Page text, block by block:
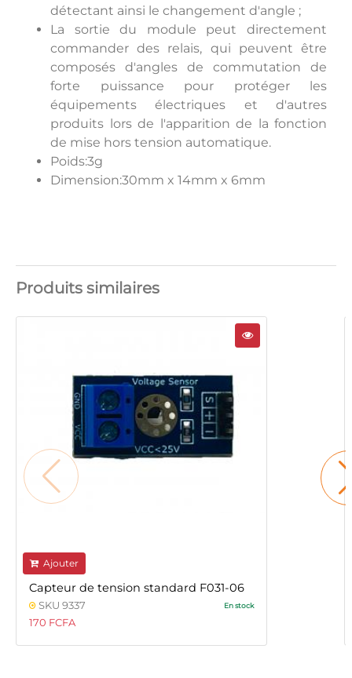
détectant ainsi le changement d'angle ;
La sortie du module peut directement
commander des relais, qui peuvent être
composés d'angles de commutation de
forte puissance pour protéger les
équipements électriques et d'autres
produits lors de l'apparition de la fonction
de mise hors tension automatique.
Poids:3g
Dimension:30mm x 14mm x 6mm
Produits similaires
Ajouter
Capteur de tension standard F031-06
SKU 9337 En stock
170 FCFA